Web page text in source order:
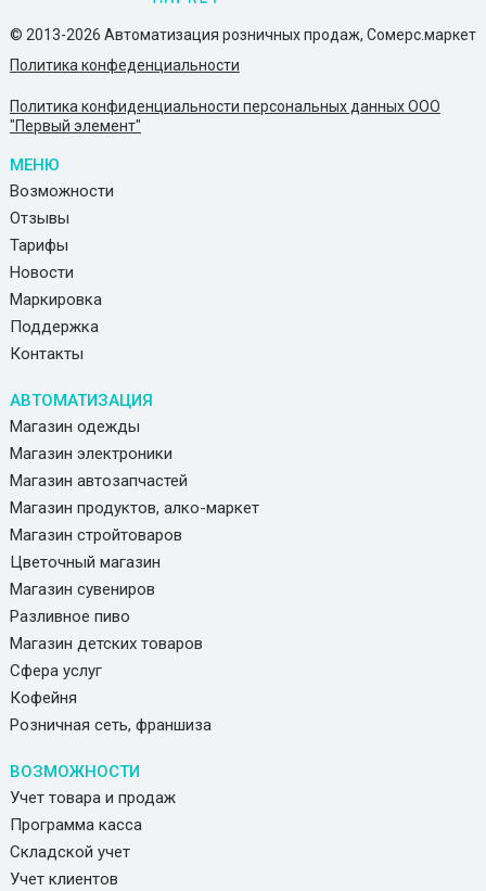
© 2013-2026 Автоматизация розничных продаж, Сомерс.маркет
Политика конфеденциальности
Политика конфиденциальности персональных данных ООО
"Первый элемент"
МЕНЮ
Возможности
Отзывы
Тарифы
Новости
Маркировка
Поддержка
Контакты
АВТОМАТИЗАЦИЯ
Магазин одежды
Магазин электроники
Магазин автозапчастей
Магазин продуктов, алко-маркет
Магазин стройтоваров
Цветочный магазин
Магазин сувениров
Разливное пиво
Магазин детских товаров
Сфера услуг
Кофейня
Розничная сеть, франшиза
ВОЗМОЖНОСТИ
Учет товара и продаж
Программа касса
Складской учет
Учет клиентов